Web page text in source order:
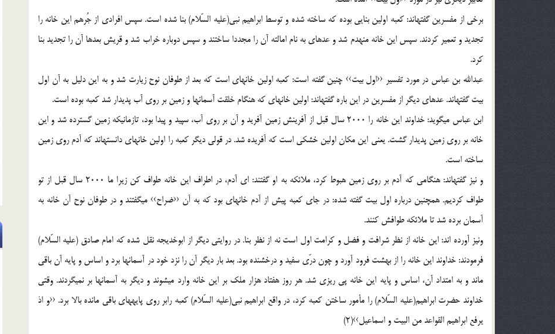
برخي از مفسرين گفتهاند: كعبه اولين بنايي بوده كه ساخته شده و توسط ابراهيم نبي(علیه السّلام) بنا شده است. سپس افرادي از جُرهم اين خانه را
تجديد و تعمير كردند. سپس اين خانه منهدم شد و عدهاي به نام امالته آن را مجددا ساختند و سپس دوباره خراب شد و قريش بعدها آن را تجديد بنا
كرد.
عبدالله بن عباس در مورد تفسير ‹‹اول بيت›› چنين گفته است: كعبه اولين خانهاي است كه بعد از طوفان نوح زيارت شد و به اين دليل به آن اول
بيت گفتهاند. عدهاي ديگر از مفسرين در اين باره گفتهاند: اولين خانهاي كه هنگام خلقت آسمانها و زمين بر روي آب پديدار شد كعبه بوده است.
ابن عباس ميگويد: خداوند اين خانه را 2000 سال قبل از آفرينش زمين آفريد و آن بر روي آب، سپيد و پيدا بود، تازمانيكه زمين گسترده شد و اين
خانه بر روي زمين پديدار گشت. يعني اين مكان اولين خشكي است كه آفريده شد. در قولي ديگر كعبه را اولين خانهاي دانستهاند كه آدم روي زمين
ساخته است.
و نيز گفتهاند: هنگامي كه آدم بر روي زمين هبوط كرد، ملائكه به او گفتند: اي آدم، در اطراف اين خانه طواف كن زيرا ما 2000 سال قبل از تو
طواف كرديم. همچنين درباره اول بيت گفته شده: در جاي كعبه پيش از آدم خانهاي بود كه به آن ‹‹ضراح›› ميگفتند و در طوفان نوح آن خانه به
آسمان برده شد تا ملائكه طوافش كنند.
ونيز آورده اند: اين خانه از نظر شرافت و فضل و كرامت اول است نه از نظر بنا. در روايتي ديگر از ابوخديجه نقل شده كه امام صادق (علیه السّلام)
فرمودند: خداوند اين خانه را از بهشت فرود آورد و چون درّي سفيد و درخشنده بود. بعد بار ديگر آن را نزد خود در آسمانها برد و اساس و پايه آن باقي
ماند و به امتداد آن، اساس و پايه اين خانه پي ريزي شد. هر روز هفتاد هزار ملك بر اين خانه وارد ميشوند و ديگر به آسمانها بر نميگردند. وقتي
خداوند حضرت ابراهيم(علیه السّلام) را مأمور ساختن كعبه كرد، در واقع ابراهيم نبي(علیه السّلام) كعبه رابر روي پايههاي باقي مانده بالا برد. ‹‹و اذ
يرفع ابراهيم القواعد من البيت و اسماعيل››(2)